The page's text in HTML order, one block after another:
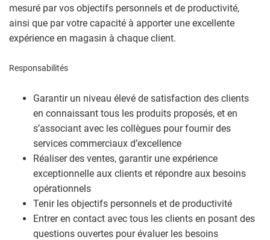
mesuré par vos objectifs personnels et de productivité,
ainsi que par votre capacité à apporter une excellente
expérience en magasin à chaque client.
Responsabilités
Garantir un niveau élevé de satisfaction des clients
en connaissant tous les produits proposés, et en
s’associant avec les collègues pour fournir des
services commerciaux d’excellence
Réaliser des ventes, garantir une expérience
exceptionnelle aux clients et répondre aux besoins
opérationnels
Tenir les objectifs personnels et de productivité
Entrer en contact avec tous les clients en posant des
questions ouvertes pour évaluer les besoins